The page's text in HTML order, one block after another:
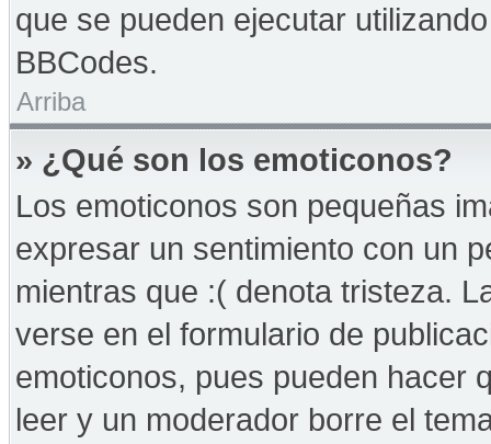
que se pueden ejecutar
BBCodes.
Arriba
» ¿Qué son los emoticonos?
Los emoticonos son pequeñas
expresar un sentimiento con un
mientras que :( denota tristeza.
verse en el formulario de
emoticonos, pues pueden hacer
leer y un moderador borre el